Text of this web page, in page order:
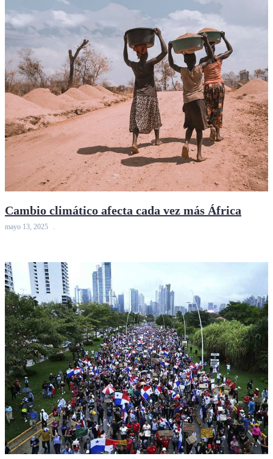
Cambio climático afecta cada vez más África
mayo 13, 2025